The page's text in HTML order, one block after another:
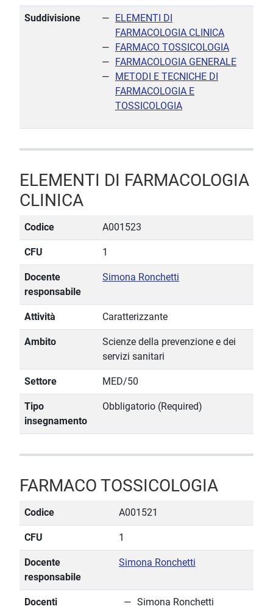
Suddivisione
ELEMENTI DI
FARMACOLOGIA CLINICA
FARMACO TOSSICOLOGIA
FARMACOLOGIA GENERALE
METODI E TECNICHE DI
FARMACOLOGIA E
TOSSICOLOGIA
ELEMENTI DI FARMACOLOGIA
CLINICA
Codice A001523
CFU 1
Docente
responsabile
Simona Ronchetti
Attività Caratterizzante
Ambito
Scienze della prevenzione e dei
servizi sanitari
Settore MED/50
Tipo
insegnamento
Obbligatorio (Required)
FARMACO TOSSICOLOGIA
Codice A001521
CFU 1
Docente
responsabile
Simona Ronchetti
Docenti Simona Ronchetti